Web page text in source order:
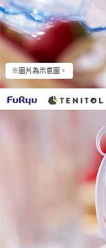
※圖片為示意圖。